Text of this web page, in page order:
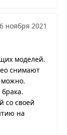
ноября 2021
моделей.
снимают
можно.
со своей
на